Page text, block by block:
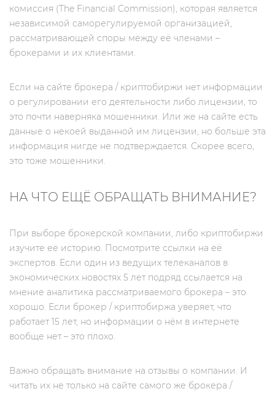
комиссия (The Financial Commission), которая является
независимой саморегулируемой организацией,
рассматривающей споры между её членами –
брокерами и их клиентами.
Если на сайте брокера / криптобиржи нет информации
о регулировании его деятельности либо лицензии, то
это почти наверняка мошенники. Или же на сайте есть
данные о некоей выданной им лицензии, но больше эта
информация нигде не подтверждается. Скорее всего,
это тоже мошенники.
НА ЧТО ЕЩЁ ОБРАЩАТЬ ВНИМАНИЕ?
При выборе брокерской компании, либо криптобиржи
изучите её историю. Посмотрите ссылки на её
экспертов. Если один из ведущих телеканалов в
экономических новостях 5 лет подряд ссылается на
мнение аналитика рассматриваемого брокера – это
хорошо. Если брокер / криптобиржа уверяет, что
работает 15 лет, но информации о нём в интернете
вообще нет – это плохо.
Важно обращать внимание на отзывы о компании. И
читать их не только на сайте самого же брокера /